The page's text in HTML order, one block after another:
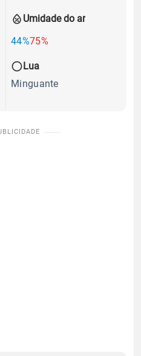
Umidade do ar
44%75%
Lua
Minguante